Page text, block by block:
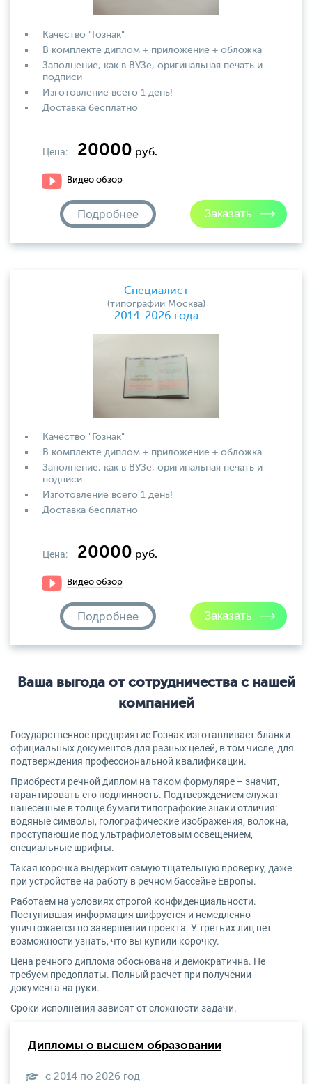
Качество "Гознак"
В комплекте диплом + приложение + обложка
Заполнение, как в ВУЗе, оригинальная печать и
подписи
Изготовление всего 1 день!
Доставка бесплатно
Цена: 20000 руб.
Видео обзор
Подробнее
Специалист
(типографии Москва)
2014-2026 года
Качество "Гознак"
В комплекте диплом + приложение + обложка
Заполнение, как в ВУЗе, оригинальная печать и
подписи
Изготовление всего 1 день!
Доставка бесплатно
Цена: 20000 руб.
Видео обзор
Подробнее
Ваша выгода от сотрудничества с нашей
компанией
Государственное предприятие Гознак изготавливает бланки
официальных документов для разных целей, в том числе, для
подтверждения профессиональной квалификации.
Приобрести речной диплом на таком формуляре – значит,
гарантировать его подлинность. Подтверждением служат
нанесенные в толще бумаги типографские знаки отличия:
водяные символы, голографические изображения, волокна,
проступающие под ультрафиолетовым освещением,
специальные шрифты.
Такая корочка выдержит самую тщательную проверку, даже
при устройстве на работу в речном бассейне Европы.
Работаем на условиях строгой конфиденциальности.
Поступившая информация шифруется и немедленно
уничтожается по завершении проекта. У третьих лиц нет
возможности узнать, что вы купили корочку.
Цена речного диплома обоснована и демократична. Не
требуем предоплаты. Полный расчет при получении
документа на руки.
Сроки исполнения зависят от сложности задачи.
Дипломы о высшем образовании
с 2014 по 2026 год